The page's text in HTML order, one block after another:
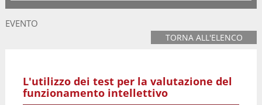
EVENTO
TORNA ALL'ELENCO
L'utilizzo dei test per la valutazione del
funzionamento intellettivo